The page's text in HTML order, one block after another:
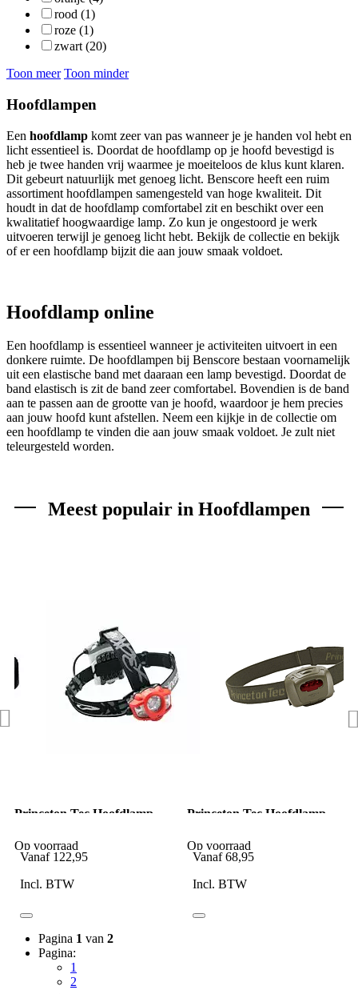
rood (1)
roze (1)
zwart (20)
Toon meer Toon minder
Hoofdlampen
Een hoofdlamp komt zeer van pas wanneer je je handen vol hebt en
licht essentieel is. Doordat de hoofdlamp op je hoofd bevestigd is
heb je twee handen vrij waarmee je moeiteloos de klus kunt klaren.
Dit gebeurt natuurlijk met genoeg licht. Benscore heeft een ruim
assortiment hoofdlampen samengesteld van hoge kwaliteit. Dit
houdt in dat de hoofdlamp comfortabel zit en beschikt over een
kwalitatief hoogwaardige lamp. Zo kun je ongestoord je werk
uitvoeren terwijl je genoeg licht hebt. Bekijk de collectie en bekijk
of er een hoofdlamp bijzit die aan jouw smaak voldoet.
Hoofdlamp online
Een hoofdlamp is essentieel wanneer je activiteiten uitvoert in een
donkere ruimte. De hoofdlampen bij Benscore bestaan voornamelijk
uit een elastische band met daaraan een lamp bevestigd. Doordat de
band elastisch is zit de band zeer comfortabel. Bovendien is de band
aan te passen aan de grootte van je hoofd, waardoor je hem precies
aan jouw hoofd kunt afstellen. Neem een kijkje in de collectie om
een hoofdlamp te vinden die aan jouw smaak voldoet. Je zult niet
teleurgesteld worden.
Meest populair in Hoofdlampen
Princeton Tec Hoofdlamp
Op voorraad
Vanaf 122,95
Incl. BTW
Princeton Tec Hoofdlamp
Op voorraad
Vanaf 68,95
Incl. BTW
Pagina 1 van 2
Pagina:
1
2